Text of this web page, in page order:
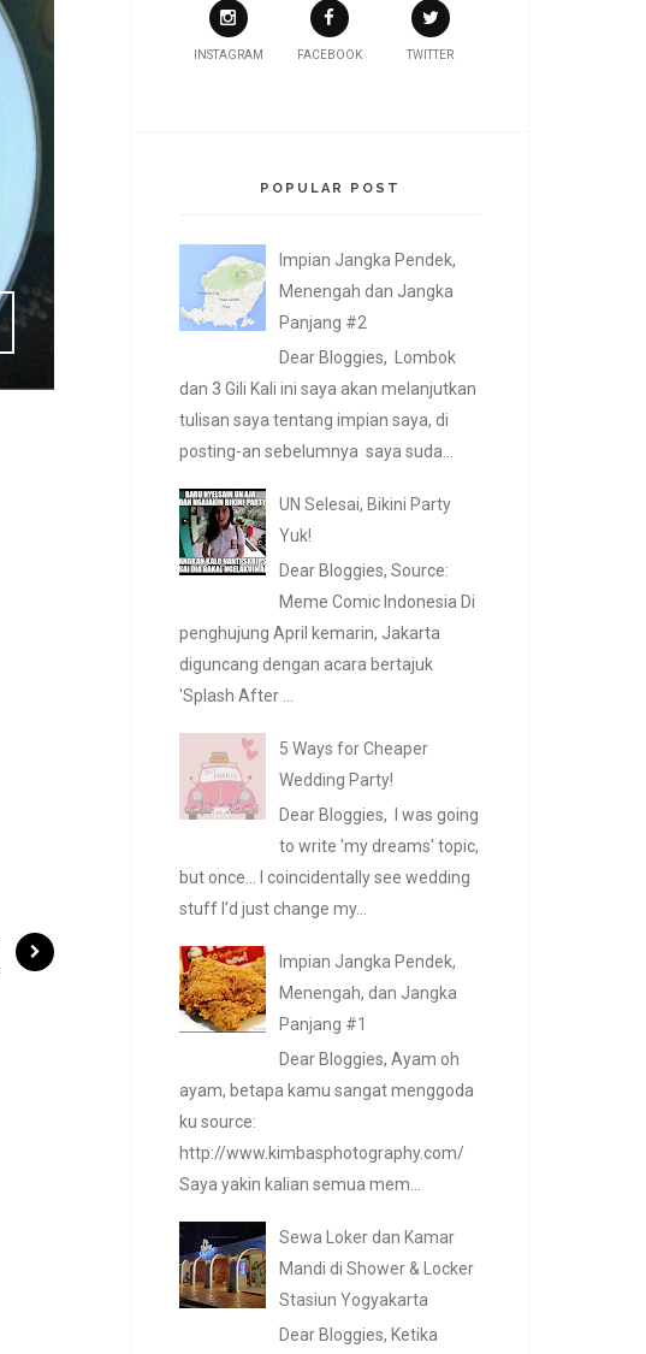
INSTAGRAM FACEBOOK TWITTER
POPULAR POST
Impian Jangka Pendek,
Menengah dan Jangka
Panjang #2
Dear Bloggies, Lombok
dan 3 Gili Kali ini saya akan melanjutkan
tulisan saya tentang impian saya, di
posting-an sebelumnya saya suda...
UN Selesai, Bikini Party
Yuk!
Dear Bloggies, Source:
Meme Comic Indonesia Di
penghujung April kemarin, Jakarta
diguncang dengan acara bertajuk
'Splash After ...
5 Ways for Cheaper
Wedding Party!
Dear Bloggies, I was going
to write 'my dreams' topic,
but once... I coincidentally see wedding
stuff I’d just change my...
Impian Jangka Pendek,
Menengah, dan Jangka
Panjang #1
Dear Bloggies, Ayam oh
ayam, betapa kamu sangat menggoda
ku source:
http://www.kimbasphotography.com/
Saya yakin kalian semua mem...
Sewa Loker dan Kamar
Mandi di Shower & Locker
Stasiun Yogyakarta
Dear Bloggies, Ketika